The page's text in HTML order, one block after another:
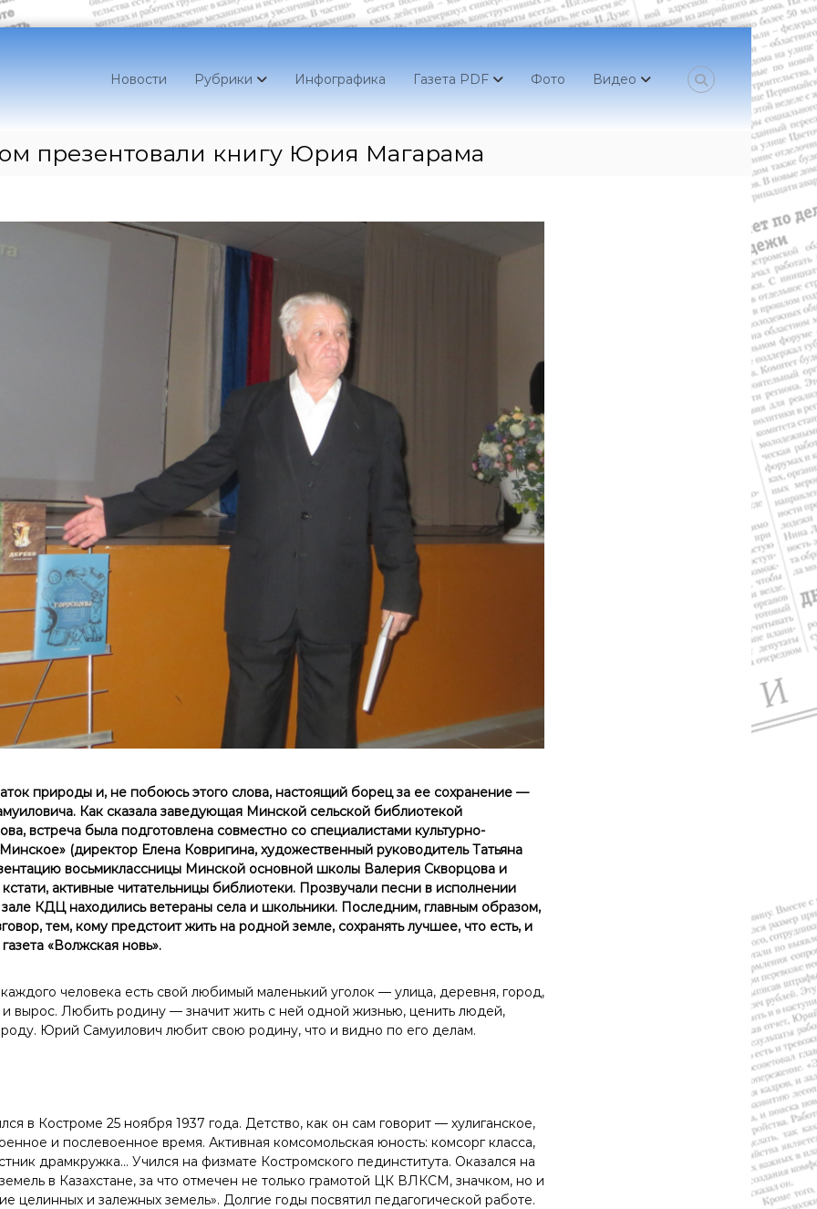
Новости Рубрики Инфографика Газета PDF Фото Видео
презентовали книгу Юрия Магарама
природы и, не побоюсь этого слова, настоящий борец за ее сохранение —
Как сказала заведующая Минской сельской библиотекой
встреча была подготовлена совместно со специалистами культурно-
(директор Елена Ковригина, художественный руководитель Татьяна
восьмиклассницы Минской основной школы Валерия Скворцова и
активные читательницы библиотеки. Прозвучали песни в исполнении
КДЦ находились ветераны села и школьники. Последним, главным образом,
тем, кому предстоит жить на родной земле, сохранять лучшее, что есть, и
«Волжская новь».
человека есть свой любимый маленький уголок — улица, деревня, город,
вырос. Любить родину — значит жить с ней одной жизнью, ценить людей,
Юрий Самуилович любит свою родину, что и видно по его делам.
в Костроме 25 ноября 1937 года. Детство, как он сам говорит — хулиганское,
и послевоенное время. Активная комсомольская юность: комсорг класса,
драмкружка… Учился на физмате Костромского пединститута. Оказался на
в Казахстане, за что отмечен не только грамотой ЦК ВЛКСМ, значком, но и
целинных и залежных земель». Долгие годы посвятил педагогической работе.